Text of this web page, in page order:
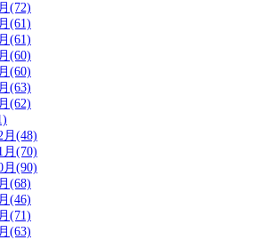
(72)
(61)
(61)
(60)
(60)
(63)
(62)
月(48)
月(70)
月(90)
(68)
(46)
(71)
(63)